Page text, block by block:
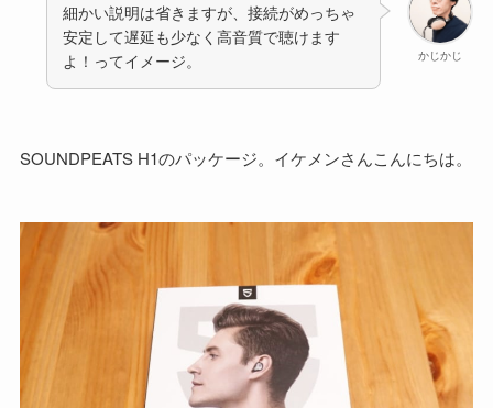
かじかじ
細かい説明は省きますが、接続がめっちゃ
安定して遅延も少なく高音質で聴けます
よ！ってイメージ。
SOUNDPEATS H1のパッケージ。イケメンさんこんにちは。